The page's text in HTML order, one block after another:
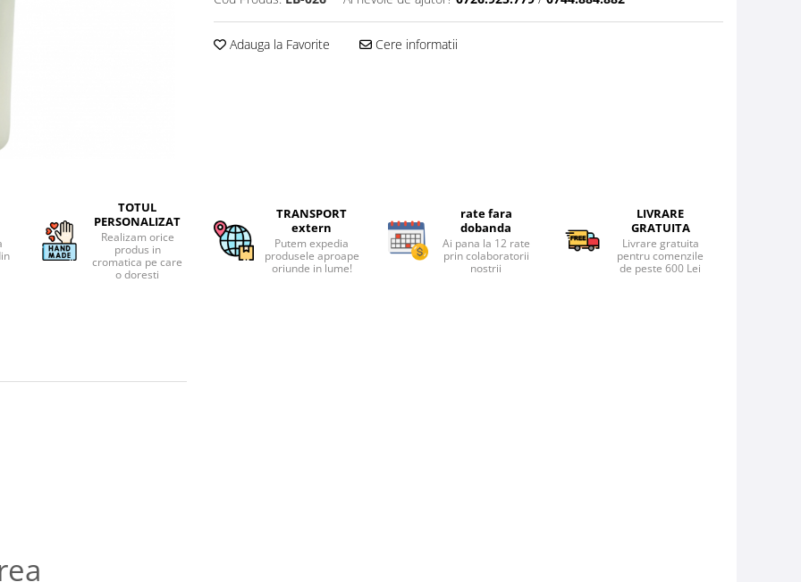
Adauga la Favorite Cere informatii
TOTUL
PERSONALIZAT
Realizam orice
produs in
cromatica pe care
o doresti
TRANSPORT
extern
Putem expedia
produsele aproape
oriunde in lume!
rate fara
dobanda
Ai pana la 12 rate
prin colaboratorii
nostrii
LIVRARE
GRATUITA
Livrare gratuita
pentru comenzile
de peste 600 Lei